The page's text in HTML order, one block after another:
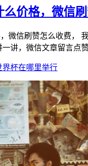
么价格，微信
微信刷赞怎么收费，
讲，微信文章留言点
界杯在哪里举行